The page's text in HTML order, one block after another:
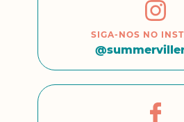
SIGA-NOS NO